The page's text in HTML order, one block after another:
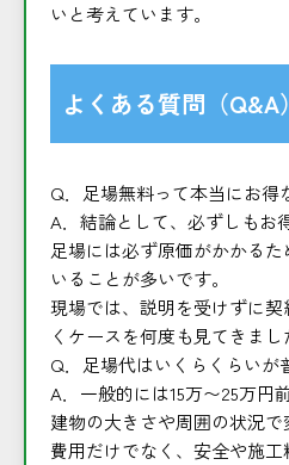
いと考えています。
よくある質問（Q&A）
Q．足場無料って本当にお得
A．結論として、必ずしもお
足場には必ず原価がかかる
いることが多いです。
現場では、説明を受けずに
くケースを何度も見てきまし
Q．足場代はいくらくらいが
A．一般的には15万〜25万円
建物の大きさや周囲の状況で
費用だけでなく、安全や施